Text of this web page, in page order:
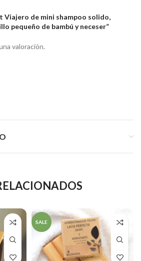
Viajero de mini shampoo solido,
pequeño de bambú y neceser”
valoración.
SALE